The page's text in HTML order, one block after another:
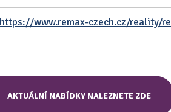
https://www.remax-czech.cz/reality/
AKTUÁLNÍ NABÍDKY NALEZNETE ZDE